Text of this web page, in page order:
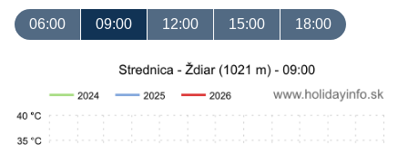
06:00 09:00 12:00 15:00 18:00